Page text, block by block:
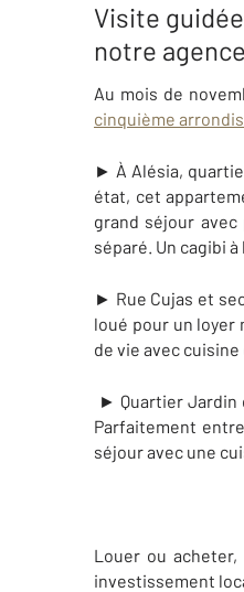
Visite
notre
Au mois de
cinquième
► À Alésia,
état, cet
grand séjour
séparé. Un cagibi
► Rue Cujas et
loué pour un loyer
de vie avec cuisine
► Quartier Jardin
Parfaitement
séjour avec une
Louer ou
investissement